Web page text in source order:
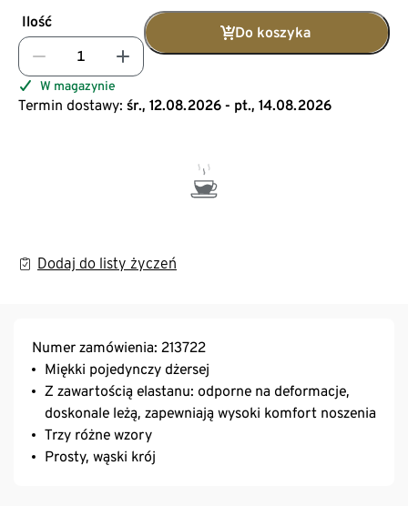
Ilość
Do koszyka
W magazynie
Termin dostawy: śr., 12.08.2026 - pt., 14.08.2026
Dodaj do listy życzeń
Numer zamówienia: 213722
Miękki pojedynczy dżersej
Z zawartością elastanu: odporne na deformacje,
doskonale leżą, zapewniają wysoki komfort noszenia
Trzy różne wzory
Prosty, wąski krój